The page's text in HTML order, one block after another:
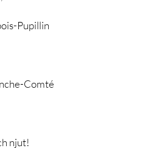
Pupillin
Comté
njut!